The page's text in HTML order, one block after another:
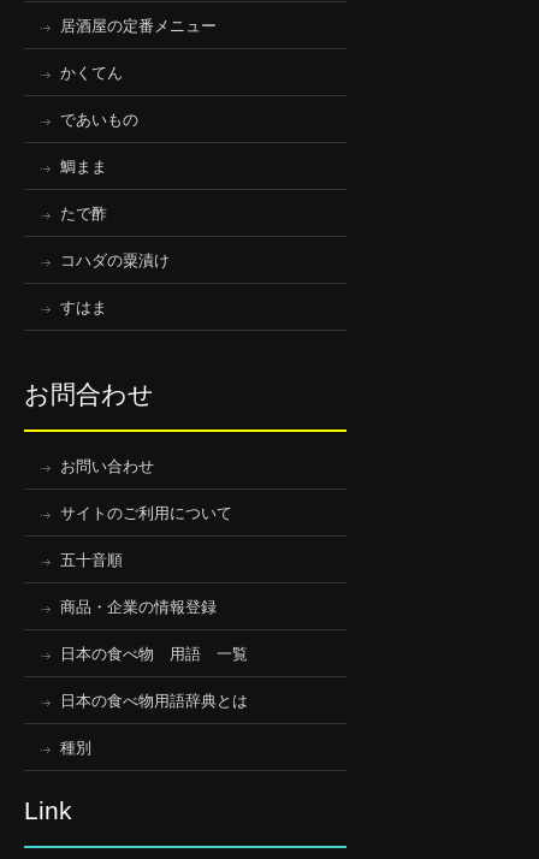
居酒屋の定番メニュー
かくてん
であいもの
鯛まま
たで酢
コハダの粟漬け
すはま
お問合わせ
お問い合わせ
サイトのご利用について
五十音順
商品・企業の情報登録
日本の食べ物 用語 一覧
日本の食べ物用語辞典とは
種別
Link